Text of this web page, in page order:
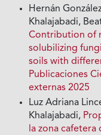
Hernán
Khalajabadi,
Contribution of
solubilizing
soils with
Publicaciones
externas 2025
Luz Adriana
Khalajabadi,
la zona cafetera